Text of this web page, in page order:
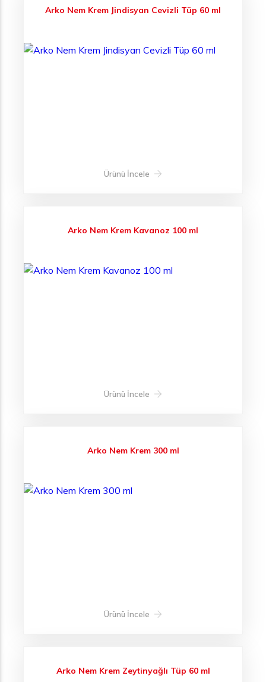
Arko Nem Krem Jindisyan Cevizli Tüp 60 ml
Ürünü İncele
Arko Nem Krem Kavanoz 100 ml
Ürünü İncele
Arko Nem Krem 300 ml
Ürünü İncele
Arko Nem Krem Zeytinyağlı Tüp 60 ml